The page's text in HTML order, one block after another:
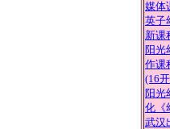
新
媒体
英子
新课
阳光
作课
(16
阳光
化《
武汉